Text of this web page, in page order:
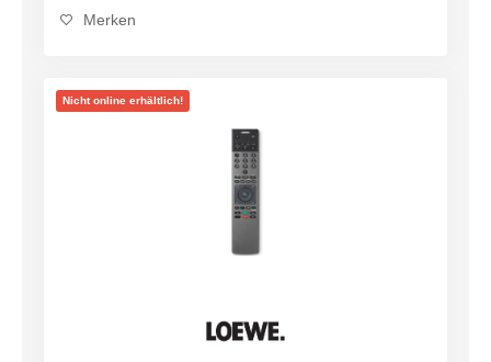
Merken
Nicht online erhältlich!